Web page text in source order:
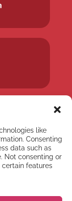
like
Consenting
data such as
Not consenting or
features